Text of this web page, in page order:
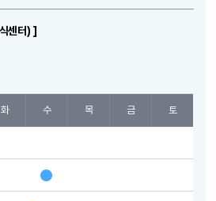
센터) ]
화 수 목 금 토